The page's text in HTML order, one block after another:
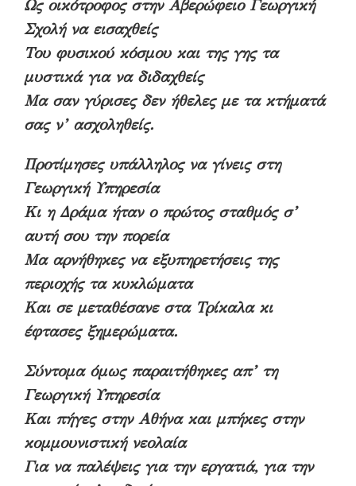
Ως οικότροφος στην Αβερώφειο Γεωργική
Σχολή να εισαχθείς
Του φυσικού κόσμου και της γης τα
μυστικά για να διδαχθείς
Μα σαν γύρισες δεν ήθελες με τα κτήματά
σας ν’ ασχοληθείς.
Προτίμησες υπάλληλος να γίνεις στη
Γεωργική Υπηρεσία
Κι η Δράμα ήταν ο πρώτος σταθμός σ’
αυτή σου την πορεία
Μα αρνήθηκες να εξυπηρετήσεις της
περιοχής τα κυκλώματα
Και σε μεταθέσανε στα Τρίκαλα κι
έφτασες ξημερώματα.
Σύντομα όμως παραιτήθηκες απ’ τη
Γεωργική Υπηρεσία
Και πήγες στην Αθήνα και μπήκες στην
κομμουνιστική νεολαία
Για να παλέψεις για την εργατιά, για την